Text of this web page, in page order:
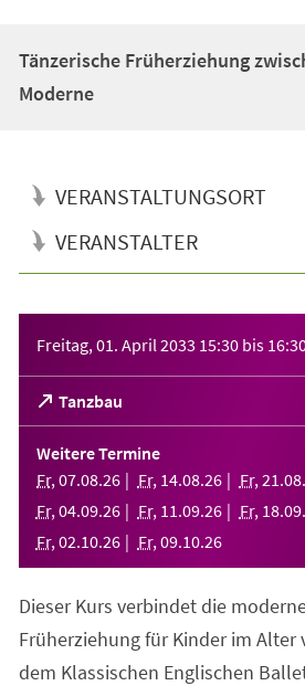
Tänzerische Früherziehung
Moderne
VERANSTALTUNGSORT
VERANSTALTER
Freitag, 01. April 2033 15:30 bis
Tanzbau
(Öffnet
in
einem
neuen
Tab)
Weitere Termine
Fr, 07.08.26 Fr, 14.08.26 Fr, 21 .08.
Fr, 04.09.26 Fr, 11 .09.26 Fr, 18.09.
Fr, 02.10.26 Fr, 09.10.26
Dieser Kurs verbindet die
Früherziehung für Kinder im Alter
dem Klassischen Englischen